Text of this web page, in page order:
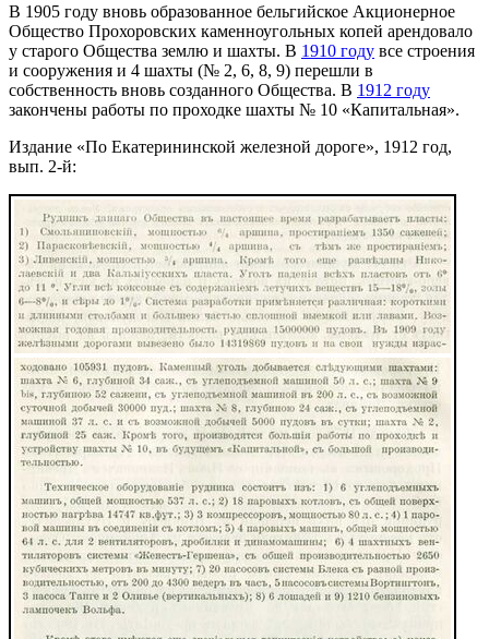
В 1905 году вновь образованное бельгийское Акционерное
Общество Прохоровских каменноугольных копей арендовало
у старого Общества землю и шахты. В 1910 году все строения
и сооружения и 4 шахты (№ 2, 6, 8, 9) перешли в
собственность вновь созданного Общества. В 1912 году
закончены работы по проходке шахты № 10 «Капитальная».
Издание «По Екатерининской железной дороге», 1912 год,
вып. 2-й: